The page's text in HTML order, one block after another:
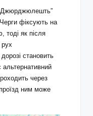
Джюрджюлешть”
фіксують на
тоді як після
рух
становить
альтернативний
через
ним може